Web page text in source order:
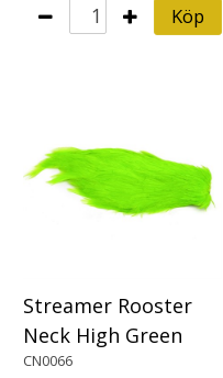
Köp
Streamer Rooster
Neck High Green
CN0066